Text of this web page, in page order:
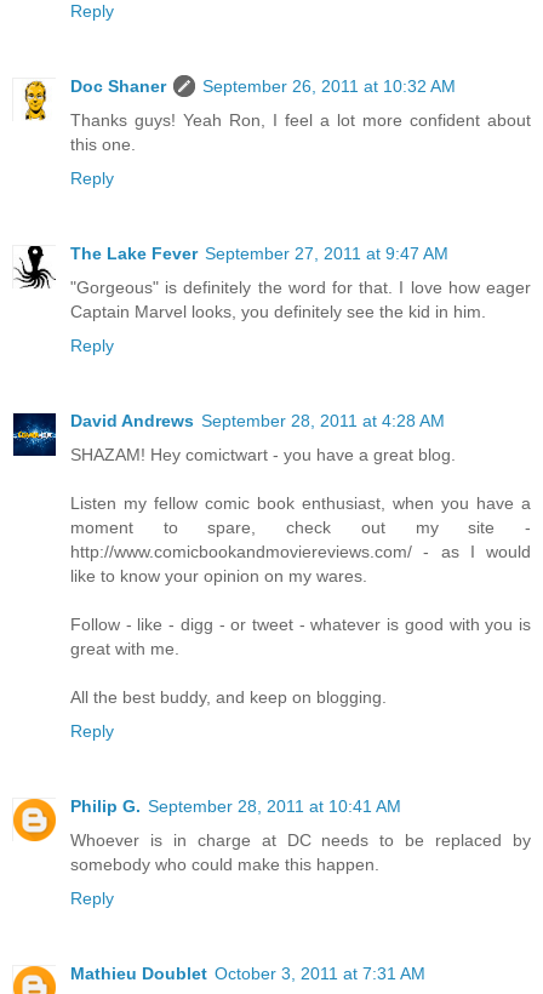
Reply
Doc Shaner
September 26, 2011 at 10:32 AM
Thanks guys! Yeah Ron, I feel a lot more confident about
this one.
Reply
The Lake Fever September 27, 2011 at 9:47 AM
"Gorgeous" is definitely the word for that. I love how eager
Captain Marvel looks, you definitely see the kid in him.
Reply
David Andrews September 28, 2011 at 4:28 AM
SHAZAM! Hey comictwart - you have a great blog.
Listen my fellow comic book enthusiast, when you have a
moment to spare, check out my site -
http://www.comicbookandmoviereviews.com/ - as I would
like to know your opinion on my wares.
Follow - like - digg - or tweet - whatever is good with you is
great with me.
All the best buddy, and keep on blogging.
Reply
Philip G. September 28, 2011 at 10:41 AM
Whoever is in charge at DC needs to be replaced by
somebody who could make this happen.
Reply
Mathieu Doublet October 3, 2011 at 7:31 AM